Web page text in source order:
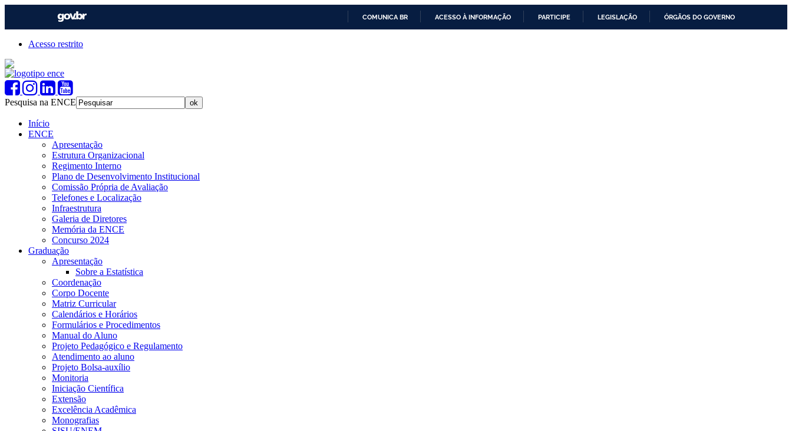
COMUNICA BR ACESSO À INFORMAÇÃO PARTICIPE LEGISLAÇÃO ÓRGÃOS DO GOVERNO
Acesso restrito
Pesquisa na ENCE
Início
ENCE
Apresentação
Estrutura Organizacional
Regimento Interno
Plano de Desenvolvimento Institucional
Comissão Própria de Avaliação
Telefones e Localização
Infraestrutura
Galeria de Diretores
Memória da ENCE
Concurso 2024
Graduação
Apresentação
Sobre a Estatística
Coordenação
Corpo Docente
Matriz Curricular
Calendários e Horários
Formulários e Procedimentos
Manual do Aluno
Projeto Pedagógico e Regulamento
Atendimento ao aluno
Projeto Bolsa-auxílio
Monitoria
Iniciação Científica
Extensão
Excelência Acadêmica
Monografias